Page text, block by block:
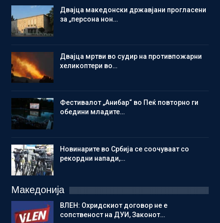
Двајца македонски државјани прогласени
за „персона нон…
Двајца мртви во судир на противпожарни
хеликоптери во…
Фестивалот „Анибар“ во Пеќ повторно ги
обедини младите…
Новинарите во Србија се соочуваат со
рекордни напади,…
Македонија
ВЛЕН: Охридскиот договор не е
сопственост на ДУИ, Законот…